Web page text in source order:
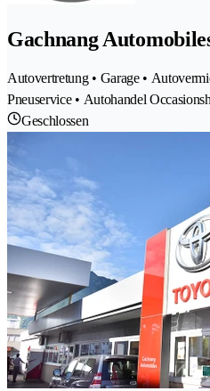
Gachnang
Autovertretung • Garage •
Pneuservice • Autohandel
Geschlossen